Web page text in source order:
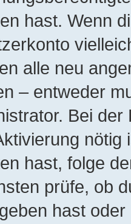
hast. Wenn
alle neu
– entweder
Bei
nötig
hast, folge
prüfe, ob
hast